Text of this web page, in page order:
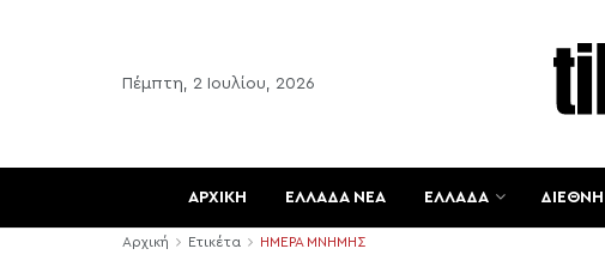
Πέμπτη, 2 Ιουλίου, 2026
ΑΡΧΙΚΗ ΕΛΛΑΔΑ ΝΕΑ ΕΛΛΑΔΑ ΔΙΕΘΝΗ
Αρχική Ετικέτα ΗΜΕΡΑ ΜΝΗΜΗΣ